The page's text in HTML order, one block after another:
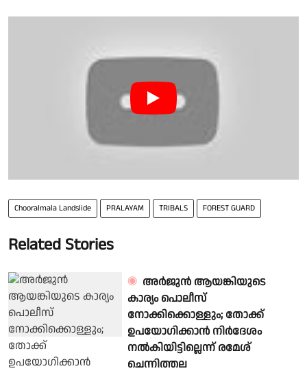
Chooralmala Landslide PRALAYAM TRIBALS FOREST GUARD
Related Stories
അർജുൻ ആയങ്കിയുടെ
കാര്യം പൊലീസ്
നോക്കിക്കൊള്ളും; തോക്ക്
ഉപയോഗിക്കാൻ നിർദേശം
നൽകിയിട്ടില്ലെന്ന് രമേശ്
ചെന്നിത്തല